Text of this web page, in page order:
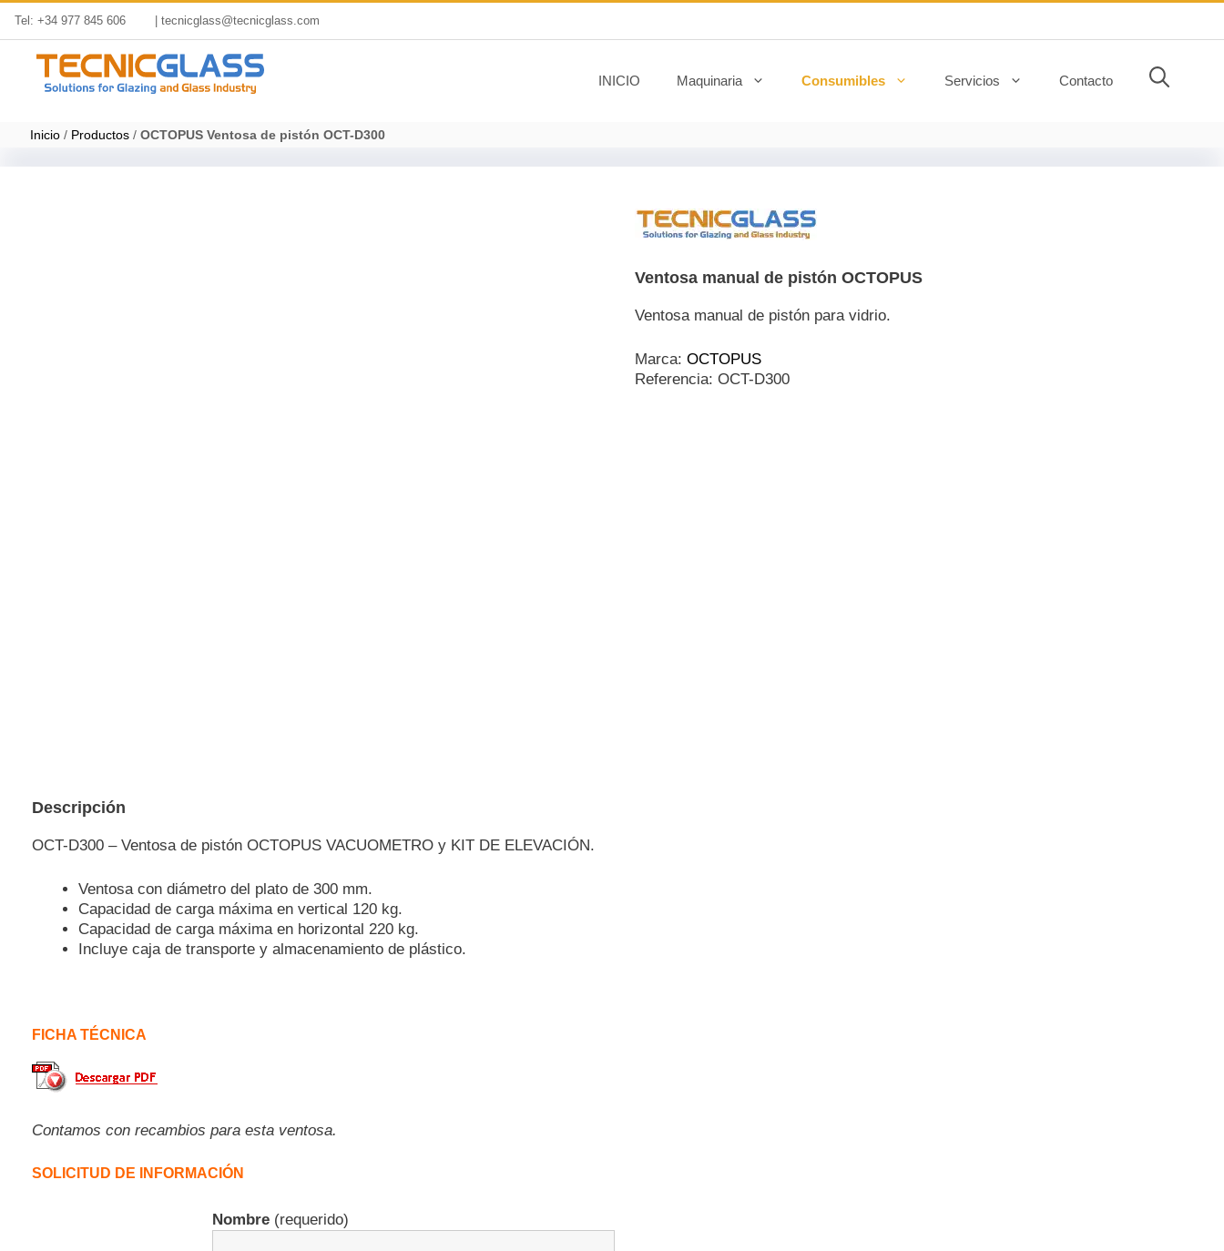
Saltar
Tel: +34 977 845 606 | tecnicglass@tecnicglass.com
INICIO Maquinaria Consumibles Servicios Contacto
Inicio / Productos / OCTOPUS Ventosa de pistón OCT-D300
Ventosa manual de pistón OCTOPUS
Ventosa manual de pistón para vidrio.
Marca:OCTOPUS
Referencia:OCT-D300
Descripción
OCT-D300 – Ventosa de pistón OCTOPUS VACUOMETRO y KIT DE ELEVACIÓN.
Ventosa con diámetro del plato de 300 mm.
Capacidad de carga máxima en vertical 120 kg.
Capacidad de carga máxima en horizontal 220 kg.
Incluye caja de transporte y almacenamiento de plástico.
FICHA TÉCNICA
Contamos con recambios para esta ventosa.
SOLICITUD DE INFORMACIÓN
Nombre (requerido)